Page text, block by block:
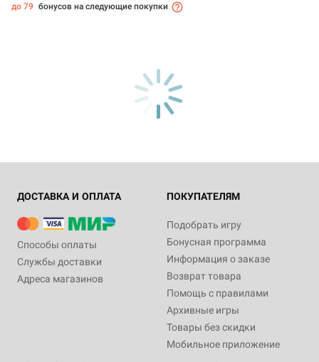
до 79 бонусов на следующие покупки
ДОСТАВКА И ОПЛАТА
Способы оплаты
Службы доставки
Адреса магазинов
ПОКУПАТЕЛЯМ
Подобрать игру
Бонусная программа
Информация о заказе
Возврат товара
Помощь с правилами
Архивные игры
Товары без скидки
Мобильное приложение